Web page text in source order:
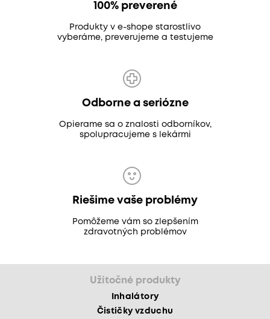
100% preverené
Produkty v e-shope starostlivo
vyberáme, preverujeme a testujeme
Odborne a seriózne
Opierame sa o znalosti odborníkov,
spolupracujeme s lekármi
Riešime vaše problémy
Pomôžeme vám so zlepšením
zdravotných problémov
Užitočné produkty
Inhalátory
Čističky vzduchu